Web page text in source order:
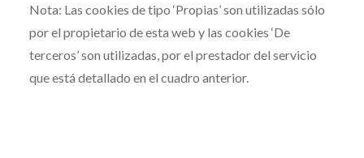
Nota: Las cookies de tipo ‘Propias’ son utilizadas sólo
por el propietario de esta web y las cookies ‘De
terceros’ son utilizadas, por el prestador del servicio
que está detallado en el cuadro anterior.